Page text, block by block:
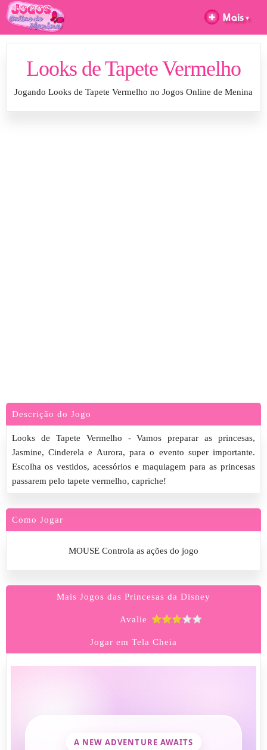
Looks de Tapete Vermelho
Jogando Looks de Tapete Vermelho no Jogos Online de Menina
Descrição do Jogo
Looks de Tapete Vermelho - Vamos preparar as princesas,
Jasmine, Cinderela e Aurora, para o evento super importante.
Escolha os vestidos, acessórios e maquiagem para as princesas
passarem pelo tapete vermelho, capriche!
Como Jogar
MOUSE Controla as ações do jogo
Mais Jogos das Princesas da Disney
Avalie
Jogar em Tela Cheia